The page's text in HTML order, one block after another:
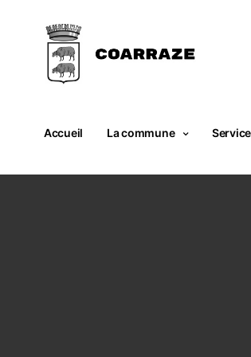
Accueil La commune